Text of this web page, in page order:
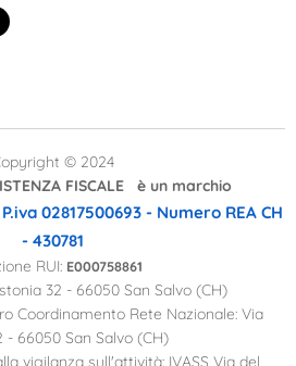
© 2024
FISCALE è un marchio
P.iva 02817500693 - Numero REA CH
- 430781
RUI: E000758861
32 - 66050 San Salvo (CH)
Coordinamento Rete Nazionale: Via
- 66050 San Salvo (CH)
vigilanza sull'attività: IVASS Via del